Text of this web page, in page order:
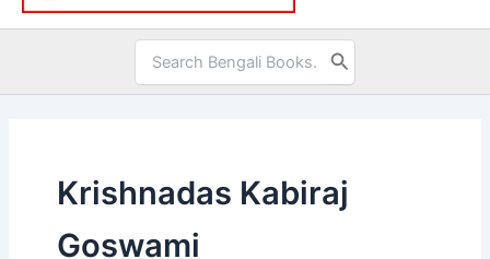
Search
for:
Krishnadas Kabiraj
Goswami